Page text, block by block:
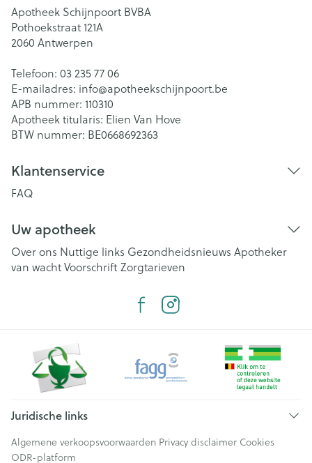
Apotheek Schijnpoort BVBA
Pothoekstraat 121A
2060 Antwerpen
Telefoon: 03 235 77 06
E-mailadres: info@apotheekschijnpoort.be
APB nummer: 110310
Apotheek titularis: Elien Van Hove
BTW nummer: BE0668692363
Klantenservice
FAQ
Uw apotheek
Over ons Nuttige links Gezondheidsnieuws Apotheker
van wachtVoorschriftZorgtarieven
Juridische links
Algemene verkoopsvoorwaarden Privacy disclaimer Cookies
ODR-platform